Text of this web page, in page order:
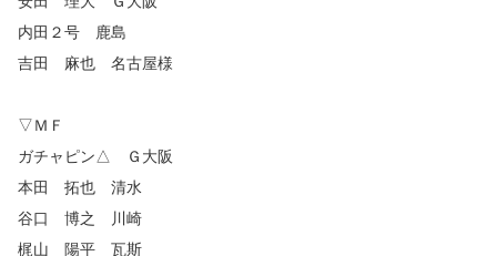
内田２号 鹿島
吉田 麻也 名古屋様
▽ＭＦ
ガチャピン△ Ｇ大阪
本田 拓也 清水
谷口 博之 川崎
梶山 陽平 瓦斯